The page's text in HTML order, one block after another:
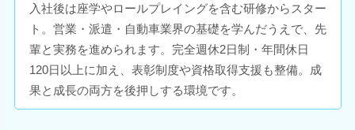
入社後は座学やロールプレイングを含む研修からスター
ト。営業・派遣・自動車業界の基礎を学んだうえで、先
輩と実務を進められます。完全週休2日制・年間休日
120日以上に加え、表彰制度や資格取得支援も整備。成
果と成長の両方を後押しする環境です。